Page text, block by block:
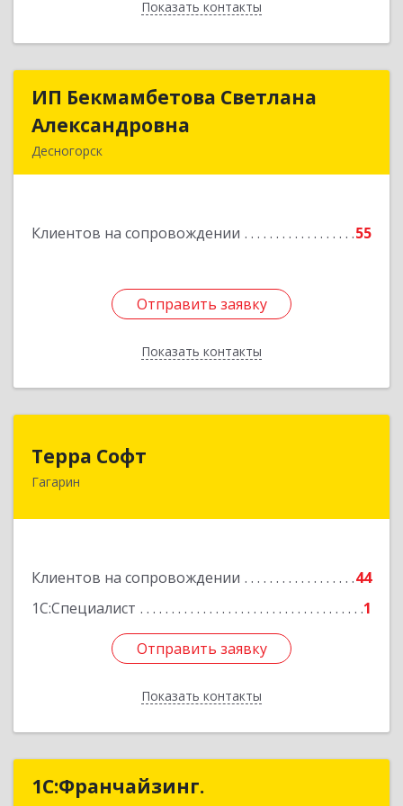
Показать контакты
Назад
ИП Бекмамбетова Светлана
Александровна
Десногорск
Клиентов на сопровождении 55
Отправить заявку
Показать контакты
ИП Бекмамбетова Светлана
Подробнее
Отправить заявку
Назад
Терра Софт
Гагарин
Клиентов на сопровождении
44
1С:Специалист
1
Отправить заявку
Показать контакты
215010, Смоленская обл, Гагарин г, Ленина ул,
Отправить заявку
Назад
1С:Франчайзинг.1С:Франчайзинг.